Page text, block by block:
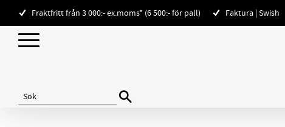
Fraktfritt från 3 000:- ex.moms* (6 500:- för pall) Faktura | Swish